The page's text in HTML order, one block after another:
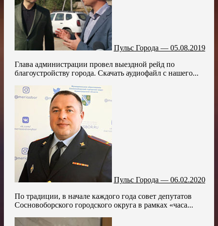
Пульс Города — 05.08.2019
Глава администрации провел выездной рейд по
благоустройству города. Скачать аудиофайл с нашего...
Пульс Города — 06.02.2020
По традиции, в начале каждого года совет депутатов
Сосновоборского городского округа в рамках «часа...